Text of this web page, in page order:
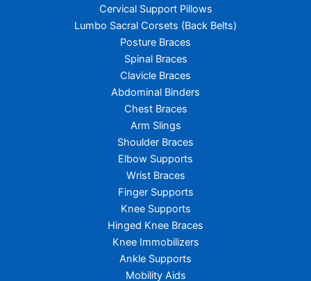
Cervical Support Pillows
Lumbo Sacral Corsets (Back Belts)
Posture Braces
Spinal Braces
Clavicle Braces
Abdominal Binders
Chest Braces
Arm Slings
Shoulder Braces
Elbow Supports
Wrist Braces
Finger Supports
Knee Supports
Hinged Knee Braces
Knee Immobilizers
Ankle Supports
Mobility Aids